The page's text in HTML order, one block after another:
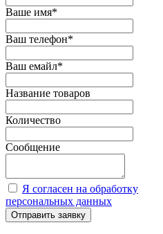
Ваше имя*
Ваш телефон*
Ваш емайл*
Название товаров
Количество
Сообщение
Я согласен на обработку
персональных данных
Отправить заявку